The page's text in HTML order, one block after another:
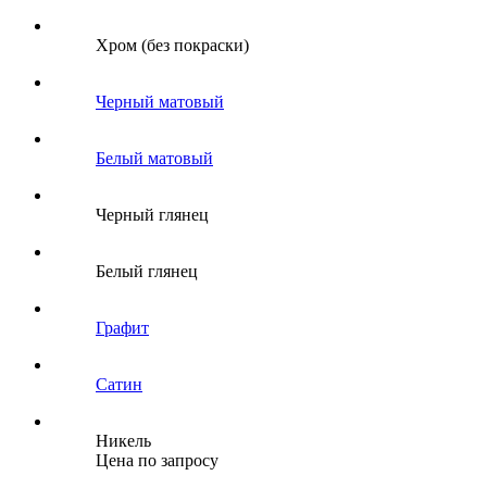
Хром (без покраски)
Черный матовый
Белый матовый
Черный глянец
Белый глянец
Графит
Сатин
Никель
Цена по запросу